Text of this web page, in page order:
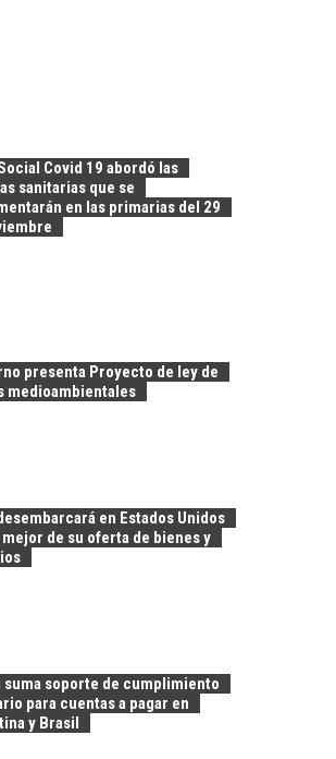
Covid 19 abordó las
sanitarias que se
en las primarias del 29
presenta Proyecto de ley de
medioambientales
en Estados Unidos
de su oferta de bienes y
soporte de cumplimiento
para cuentas a pagar en
y Brasil
AMÉRICA LATINA:
AVANCES Y DESAFÍOS
TRANSFORMACIÓN
DE LOS RECURSOS
HUMANOS EN LAS
EMPRESAS